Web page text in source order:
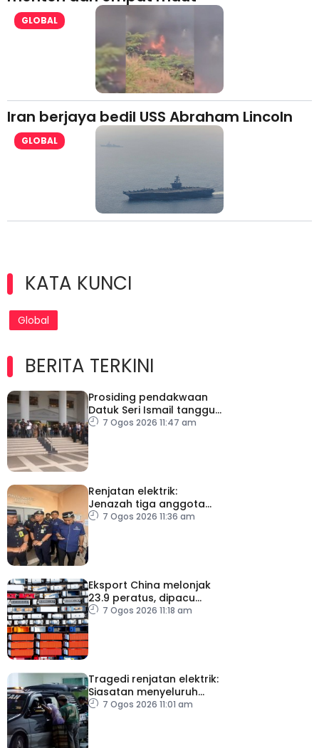
GLOBAL
Iran berjaya bedil USS Abraham Lincoln
GLOBAL
KATA KUNCI
Global
BERITA TERKINI
Prosiding pendakwaan
Datuk Seri Ismail tangguh
ke 27 Ogos, kini dirawat
7 Ogos 2026 11:47 am
Renjatan elektrik:
Jenazah tiga anggota
polis dibawa pulang
7 Ogos 2026 11:36 am
Eksport China melonjak
23.9 peratus, dipacu
permintaan teknologi AI
7 Ogos 2026 11:18 am
Tragedi renjatan elektrik:
Siasatan menyeluruh
dijalankan
7 Ogos 2026 11:01 am